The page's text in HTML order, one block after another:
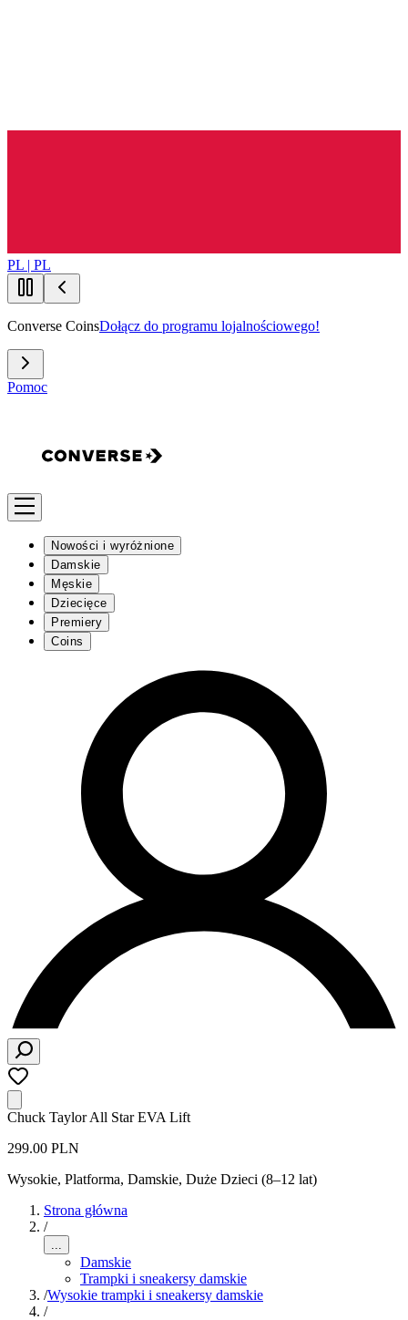
PL | PL
Converse CoinsDołącz do programu lojalnościowego!
Pomoc
Nowości i wyróżnione
Damskie
Męskie
Dziecięce
Premiery
Coins
Chuck Taylor All Star EVA Lift
299.00 PLN
Wysokie, Platforma, Damskie, Duże Dzieci (8–12 lat)
Strona główna
/
...
Damskie
Trampki i sneakersy damskie
/Wysokie trampki i sneakersy damskie
/